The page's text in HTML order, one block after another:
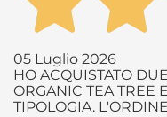
05 Luglio 2026
HO ACQUISTATO
ORGANIC TEA TREE
TIPOLOGIA.